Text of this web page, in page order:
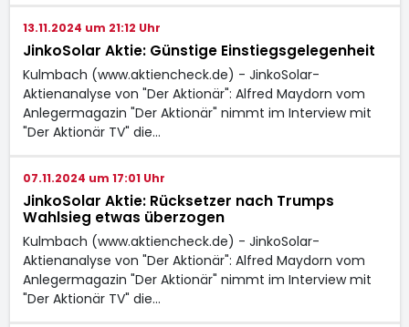
13.11.2024 um 21:12 Uhr
JinkoSolar Aktie: Günstige Einstiegsgelegenheit
Kulmbach (www.aktiencheck.de) - JinkoSolar-
Aktienanalyse von "Der Aktionär": Alfred Maydorn vom
Anlegermagazin "Der Aktionär" nimmt im Interview mit
"Der Aktionär TV" die…
07.11.2024 um 17:01 Uhr
JinkoSolar Aktie: Rücksetzer nach Trumps
Wahlsieg etwas überzogen
Kulmbach (www.aktiencheck.de) - JinkoSolar-
Aktienanalyse von "Der Aktionär": Alfred Maydorn vom
Anlegermagazin "Der Aktionär" nimmt im Interview mit
"Der Aktionär TV" die…